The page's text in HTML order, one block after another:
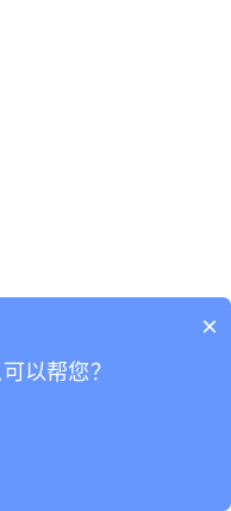
×
以帮您？